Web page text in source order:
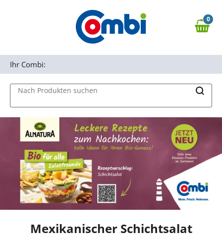
Zur Navigation springen
0,00 €
0
Nach Produkten suchen
Ihr Combi:
Mexikanischer Schichtsalat